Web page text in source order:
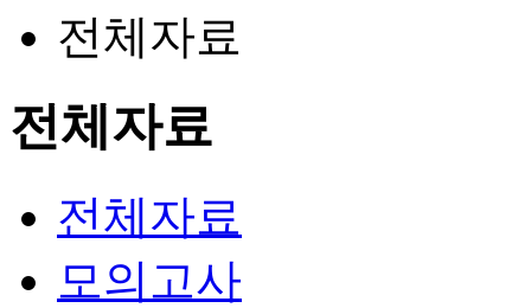
전체자료
전체자료
전체자료
모의고사